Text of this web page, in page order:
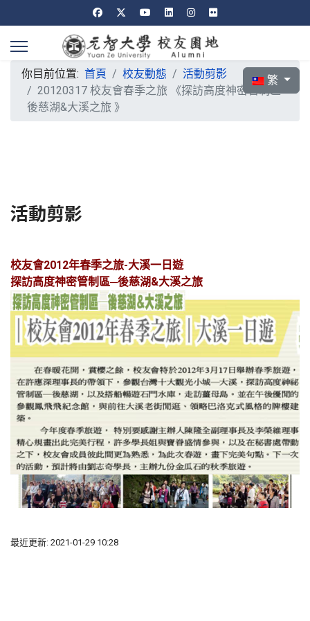
選擇你的語言
繁
你目前位置: 首頁 校友動態
活動剪影
20120317 校友會春季之旅 《探訪高度神密管制區─
後慈湖&大溪之旅 》
活動剪影
校友會2012年春季之旅-大溪一日遊
探訪高度神密管制區─後慈湖&大溪之旅
最近更新: 2021-01-29 10:28